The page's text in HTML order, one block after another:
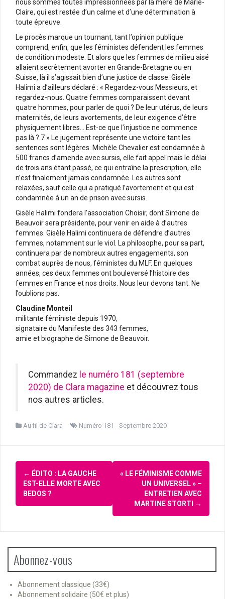
nous sommes toutes impressionnées par la mère de Marie-
Claire, qui est restée d’un calme et d’une détermination à
toute épreuve.
Le procès marque un tournant, tant l’opinion publique
comprend, enfin, que les féministes défendent les femmes
de condition modeste. Et alors que les femmes de milieu aisé
allaient secrètement avorter en Grande-Bretagne ou en
Suisse, là il s’agissait bien d’une justice de classe. Gisèle
Halimi a d’ailleurs déclaré : « Regardez-vous Messieurs, et
regardez-nous. Quatre femmes comparaissent devant
quatre hommes, pour parler de quoi ? De leur utérus, de leurs
maternités, de leurs avortements, de leur exigence d’être
physiquement libres… Est-ce que l’injustice ne commence
pas là ? 7 » Le jugement représente une victoire tant les
sentences sont légères. Michèle Chevalier est condamnée à
500 francs d’amende avec sursis, elle fait appel mais le délai
de trois ans étant passé, ce qui entraîne la prescription, elle
n’est finalement jamais condamnée. Les autres sont
relaxées, sauf celle qui a pratiqué l’avortement et qui est
condamnée à un an de prison avec sursis.
Gisèle Halimi fondera l’association Choisir, dont Simone de
Beauvoir sera présidente, pour venir en aide à d’autres
femmes. Gisèle Halimi continuera de défendre d’autres
femmes, notamment sur le viol. La philosophe, pour sa part,
continuera par de nombreux autres engagements, son
combat auprès de nous, féministes du MLF. En quelques
années, ces deux femmes ont bouleversé l’histoire des
femmes en France et nos droits. Nous leur devons tant. Ne
l’oublions pas.
Claudine Monteil
militante féministe depuis 1970,
signataire du Manifeste des 343 femmes,
amie et biographe de Simone de Beauvoir.
Commandez le numéro 181 (septembre
2020) de Clara magazine et découvrez tous
nos autres articles.
Au fil de Clara Numéro 181 - Septembre 2020
Navigation
d'article
← ÉDITO : LA GAUCHE
EST-ELLE MORTE AVEC
BEDOS ?
« LE FÉMINISME COMME
UN UNIVERSEL » –
ENTRETIEN AVEC
MARTINE STORTI
→
Abonnez-vous
Abonnement classique (33€)
Abonnement solidaire (50€ et plus)